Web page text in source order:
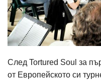
След Tortured Soul за
от Европейското си